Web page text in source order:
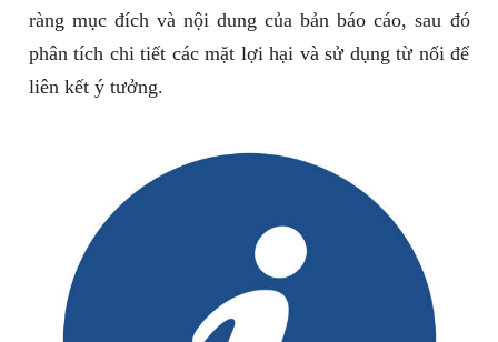
ràng mục đích và nội dung của bản báo cáo, sau đó
phân tích chi tiết các mặt lợi hại và sử dụng từ nối để
liên kết ý tưởng.